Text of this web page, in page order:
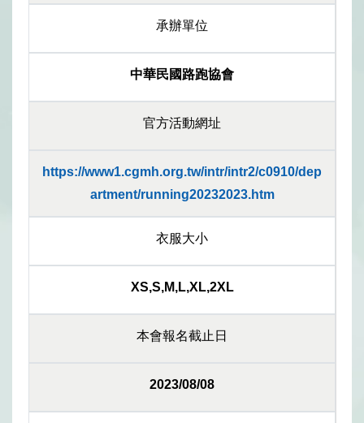
承辦單位
中華民國路跑協會
官方活動網址
https://www1.cgmh.org.tw/intr/intr2/c0910/dep
artment/running20232023.htm
衣服大小
XS,S,M,L,XL,2XL
本會報名截止日
2023/08/08